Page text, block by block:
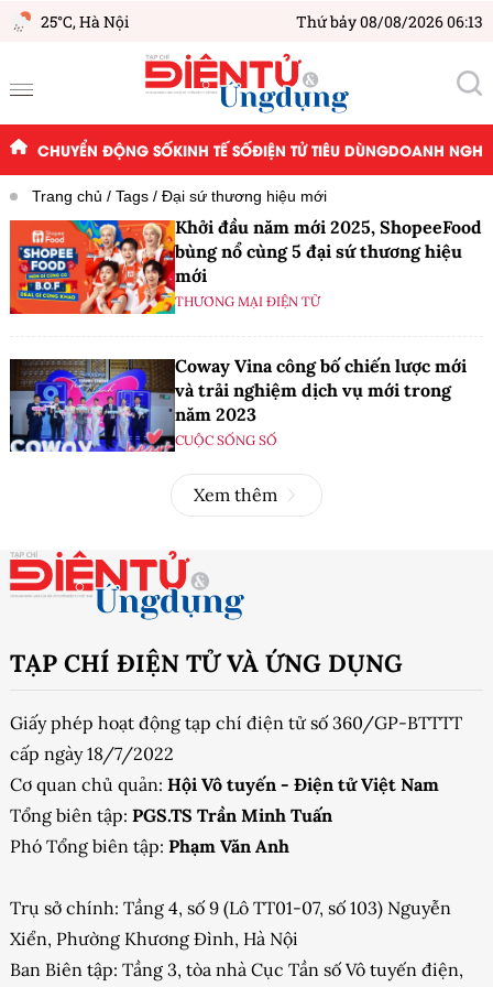
25°C,Hà Nội Thứ bảy 08/08/2026 06:13
CHUYỂN ĐỘNG SỐKINH TẾ SỐĐIỆN TỬ TIÊU DÙNGDOANH
Trang chủ Tags Đại sứ thương hiệu mới
Khởi đầu năm mới 2025, ShopeeFood
bùng nổ cùng 5 đại sứ thương hiệu
mới
THƯƠNG MẠI ĐIỆN TỬ
Coway Vina công bố chiến lược mới
và trải nghiệm dịch vụ mới trong
năm 2023
CUỘC SỐNG SỐ
Xem thêm
TẠP CHÍ ĐIỆN TỬ VÀ ỨNG DỤNG
Giấy phép hoạt động tạp chí điện tử số 360/GP-BTTTT
cấp ngày 18/7/2022
Cơ quan chủ quản: Hội Vô tuyến - Điện tử Việt Nam
Tổng biên tập: PGS.TS Trần Minh Tuấn
Phó Tổng biên tập: Phạm Văn Anh
Trụ sở chính: Tầng 4, số 9 (Lô TT01-07, số 103) Nguyễn
Xiển, Phường Khương Đình, Hà Nội
Ban Biên tập: Tầng 3, tòa nhà Cục Tần số Vô tuyến điện,